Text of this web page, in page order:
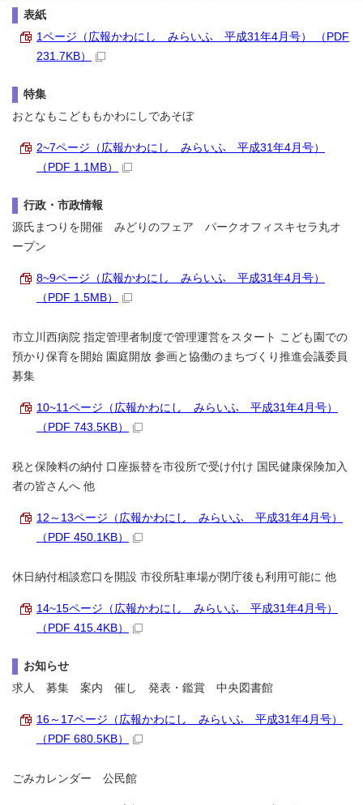
表紙
1ページ（広報かわにし みらいふ 平成31年4月号） （PDF
231.7KB）
特集
おとなもこどももかわにしであそぼ
2~7ページ（広報かわにし みらいふ 平成31年4月号）
（PDF 1.1MB）
行政・市政情報
源氏まつりを開催 みどりのフェア パークオフィスキセラ丸オ
ープン
8~9ページ（広報かわにし みらいふ 平成31年4月号）
（PDF 1.5MB）
市立川西病院 指定管理者制度で管理運営をスタート こども園での
預かり保育を開始 園庭開放 参画と協働のまちづくり推進会議委員
募集
10~11ページ（広報かわにし みらいふ 平成31年4月号）
（PDF 743.5KB）
税と保険料の納付 口座振替を市役所で受け付け 国民健康保険加入
者の皆さんへ 他
12～13ページ（広報かわにし みらいふ 平成31年4月号）
（PDF 450.1KB）
休日納付相談窓口を開設 市役所駐車場が閉庁後も利用可能に 他
14~15ページ（広報かわにし みらいふ 平成31年4月号）
（PDF 415.4KB）
お知らせ
求人 募集 案内 催し 発表・鑑賞 中央図書館
16～17ページ（広報かわにし みらいふ 平成31年4月号）
（PDF 680.5KB）
ごみカレンダー 公民館